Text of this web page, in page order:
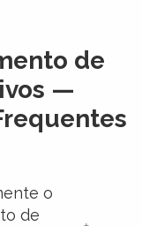
de
—
o
de